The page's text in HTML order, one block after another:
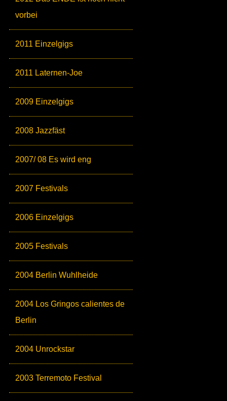
vorbei
2011 Einzelgigs
2011 Laternen-Joe
2009 Einzelgigs
2008 Jazzfäst
2007/ 08 Es wird eng
2007 Festivals
2006 Einzelgigs
2005 Festivals
2004 Berlin Wuhlheide
2004 Los Gringos calientes de
Berlin
2004 Unrockstar
2003 Terremoto Festival